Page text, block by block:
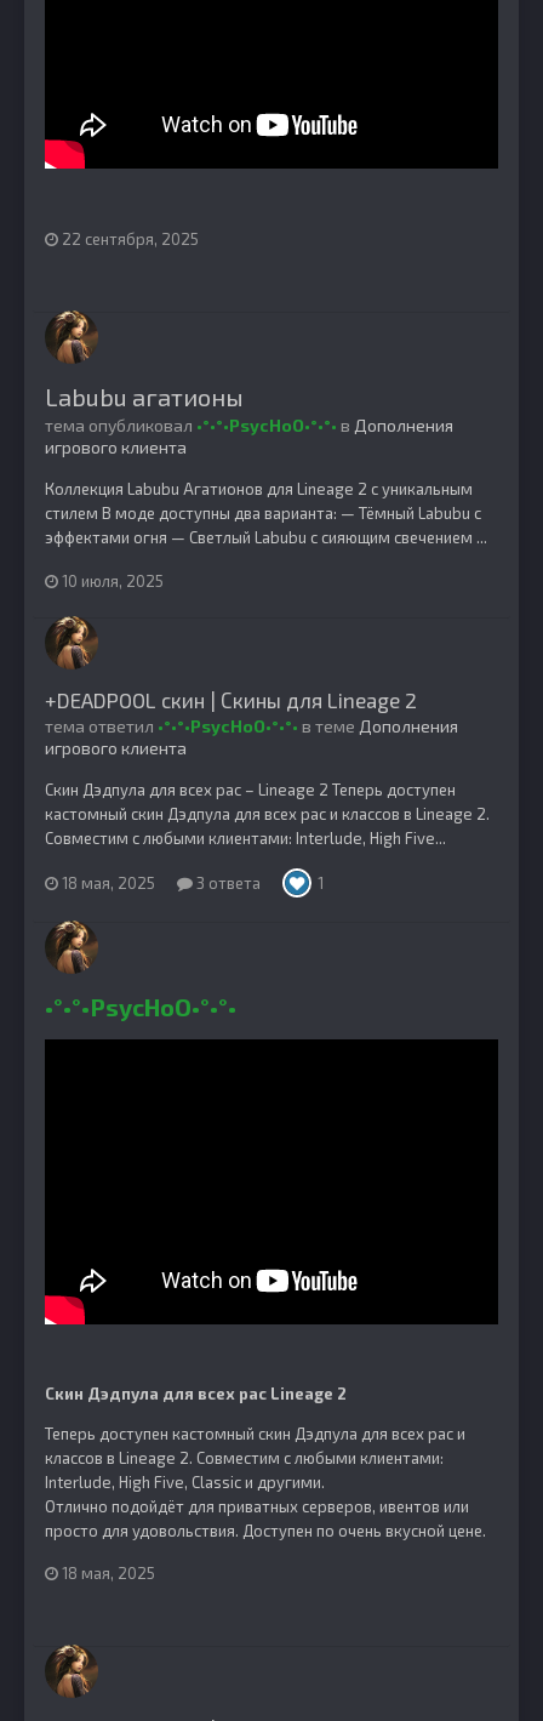
22 сентября, 2025
Labubu агатионы
тема опубликовал •°•°•PsycHoO•°•°• в Дополнения
игрового клиента
Коллекция Labubu Агатионов для Lineage 2 с уникальным
стилем В моде доступны два варианта: — Тёмный Labubu с
эффектами огня — Светлый Labubu с сияющим свечением ...
10 июля, 2025
+DEADPOOL скин | Скины для Lineage 2
тема ответил •°•°•PsycHoO•°•°• в теме Дополнения
игрового клиента
Скин Дэдпула для всех рас – Lineage 2 Теперь доступен
кастомный скин Дэдпула для всех рас и классов в Lineage 2.
Совместим с любыми клиентами: Interlude, High Five...
18 мая, 2025 3 ответа 1
•°•°•PsycHoO•°•°•
Скин Дэдпула для всех рас Lineage 2
Теперь доступен кастомный скин Дэдпула для всех рас и
классов в Lineage 2. Совместим с любыми клиентами:
Interlude, High Five, Classic и другими.
Отлично подойдёт для приватных серверов, ивентов или
просто для удовольствия. Доступен по очень вкусной цене.
18 мая, 2025